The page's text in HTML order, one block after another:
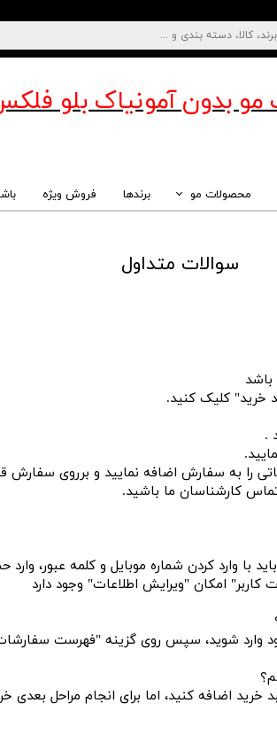
محصولات مو برندها فروش ویژه
بدون آمونیاکبلو
سوالات متداول
خرید" کلیک کنید.
.
را به سفارش اضافه نمایید و برروی سفارش
تماس کارشناسان ما باشید.
با وارد کردن شماره موبایل و کلمه عبور،
امکان "ویرایش اطلاعات" وجود دارد
وارد شوید، سپس روی گزینه "فهرست
خرید اضافه کنید، اما برای انجام مراحل